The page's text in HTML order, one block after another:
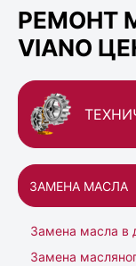
РЕМОНТ
VIANO
ЗАМЕНА МАСЛА
Замена масла в
Замена